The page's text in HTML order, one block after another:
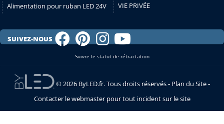
Alimentation pour ruban LED 24V
VIE PRIVÉE
SUIVEZ-NOUS
Suivre le statut de rétractation
© 2026 ByLED.fr. Tous droits réservés - Plan du Site-
Contacter le webmaster pour tout incident sur le site